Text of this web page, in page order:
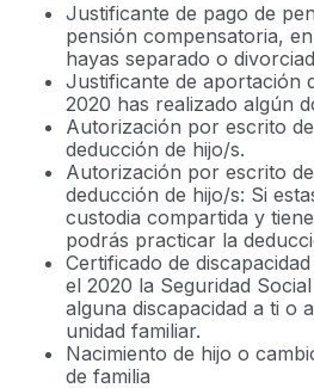
Justificante de pago de
pensión compensatoria,
hayas separado o
Justificante de aportación
2020 has realizado algún
Autorización por escrito
deducción de hijo/s.
Autorización por escrito
deducción de hijo/s: Si
custodia compartida y
podrás practicar la
Certificado de
el 2020 la Seguridad
alguna discapacidad a ti o
unidad familiar.
Nacimiento de hijo o
de familia